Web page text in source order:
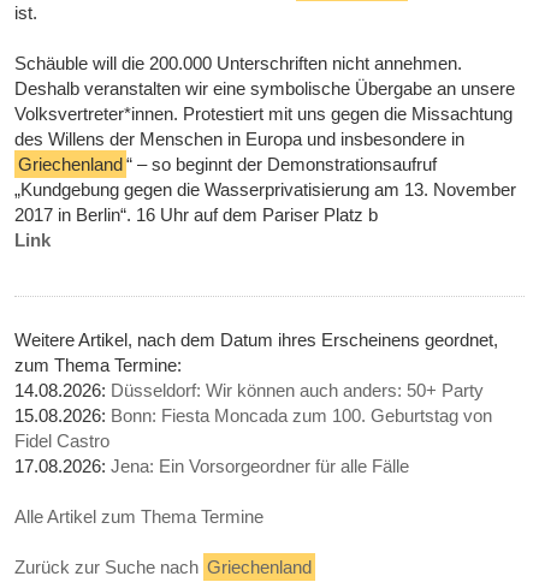
ist.
Schäuble will die 200.000 Unterschriften nicht annehmen.
Deshalb veranstalten wir eine symbolische Übergabe an unsere
Volksvertreter*innen. Protestiert mit uns gegen die Missachtung
des Willens der Menschen in Europa und insbesondere in
Griechenland“ – so beginnt der Demonstrationsaufruf
„Kundgebung gegen die Wasserprivatisierung am 13. November
2017 in Berlin“. 16 Uhr auf dem Pariser Platz b
Link
Weitere Artikel, nach dem Datum ihres Erscheinens geordnet,
zum Thema Termine:
14.08.2026: Düsseldorf: Wir können auch anders: 50+ Party
15.08.2026: Bonn: Fiesta Moncada zum 100. Geburtstag von
Fidel Castro
17.08.2026:Jena: Ein Vorsorgeordner für alle Fälle
Alle Artikel zum Thema Termine
Zurück zur Suche nach Griechenland